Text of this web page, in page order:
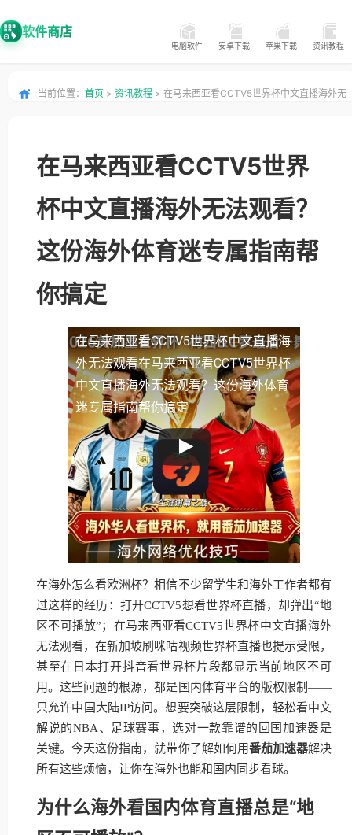
软件商店
电脑软件 安卓下载 苹果下载 资讯教程
当前位置： 首页 > 资讯教程 > 在马来西亚看CCTV5世界杯中文直播海外无
在马来西亚看CCTV5世界
杯中文直播海外无法观看？
这份海外体育迷专属指南帮
你搞定
在马来西亚看CCTV5世界杯中文直播海
外无法观看在马来西亚看CCTV5世界杯
中文直播海外无法观看？这份海外体育
迷专属指南帮你搞定
在海外怎么看欧洲杯？相信不少留学生和海外工作者都有
过这样的经历：打开CCTV5想看世界杯直播，却弹出“地
区不可播放”；在马来西亚看CCTV5世界杯中文直播海外
无法观看，在新加坡刷咪咕视频世界杯直播也提示受限，
甚至在日本打开抖音看世界杯片段都显示当前地区不可
用。这些问题的根源，都是国内体育平台的版权限制——
只允许中国大陆IP访问。想要突破这层限制，轻松看中文
解说的NBA、足球赛事，选对一款靠谱的回国加速器是
关键。今天这份指南，就带你了解如何用番茄加速器解决
所有这些烦恼，让你在海外也能和国内同步看球。
为什么海外看国内体育直播总是“地